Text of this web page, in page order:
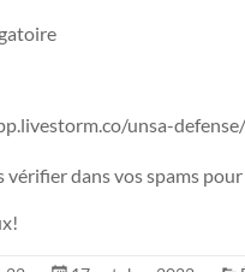
unsa-
vérifier dans vos spams